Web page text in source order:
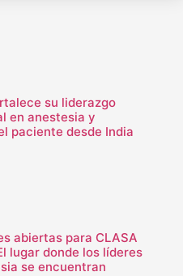
su liderazgo
en anestesia y
paciente desde India
abiertas para CLASA
lugar donde los líderes
se encuentran